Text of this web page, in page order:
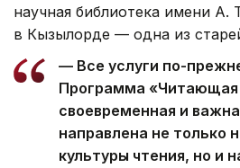
научная библиотека имени А.
в Кызылорде — одна из
— Все услуги по-
Программа
своевременная и
направлена не только
культуры чтения, но и